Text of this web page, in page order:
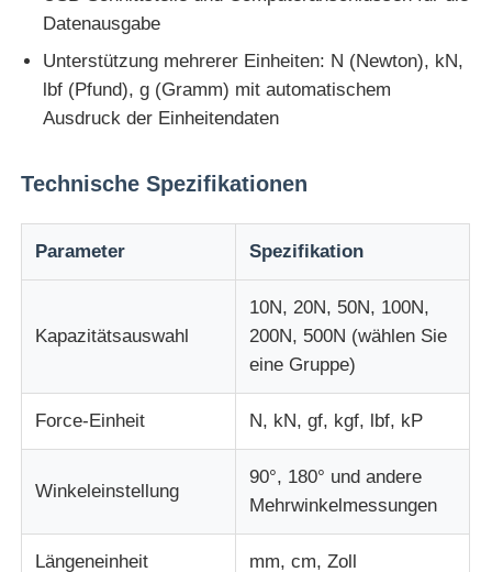
Prüfgeräte für Klebstoffe
Stoffprüfmaschine
Datenausgabe
Unterstützung mehrerer Einheiten: N (Newton), kN,
lbf (Pfund), g (Gramm) mit automatischem
Ausdruck der Einheitendaten
Technische Spezifikationen
Parameter Spezifikation
Kapazitätsauswahl
10N, 20N, 50N, 100N,
200N, 500N (wählen Sie
eine Gruppe)
Force-Einheit N, kN, gf, kgf, lbf, kP
Winkeleinstellung
90°, 180° und andere
Mehrwinkelmessungen
Längeneinheit mm, cm, Zoll